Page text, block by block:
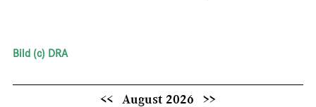
Bild (c) DRA
<< August 2026 >>